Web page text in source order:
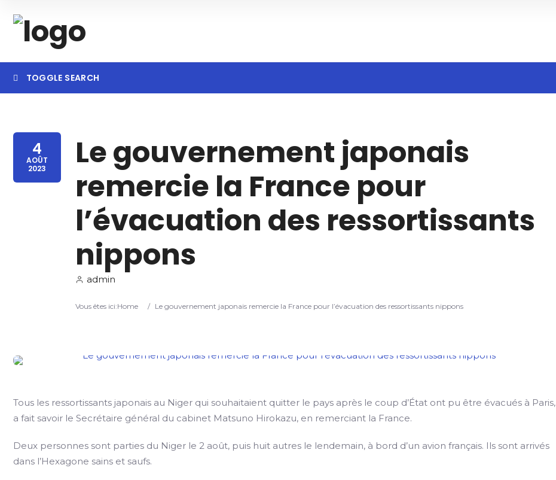
TOGGLE SEARCH
4
AOÛT
2023
Le gouvernement japonais
remercie la France pour
l’évacuation des ressortissants
nippons
admin
Vous êtes ici:Home / Le gouvernement japonais remercie la France pour l’évacuation des ressortissants nippons
Tous les ressortissants japonais au Niger qui souhaitaient quitter le pays après le coup d’État ont pu être évacués à Paris,
a fait savoir le Secrétaire général du cabinet Matsuno Hirokazu, en remerciant la France.
Deux personnes sont parties du Niger le 2 août, puis huit autres le lendemain, à bord d’un avion français. Ils sont arrivés
dans l’Hexagone sains et saufs.